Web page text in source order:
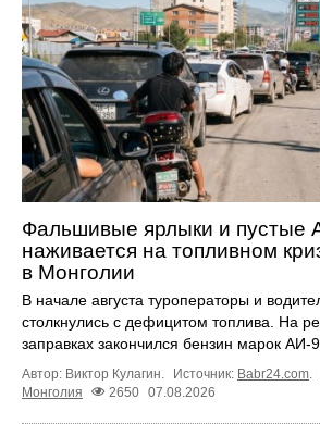
Фальшивые ярлыки и пустые
наживается на топливном
в Монголии
В начале августа туроператоры и
столкнулись с дефицитом топлива. На
заправках закончился бензин марок АИ-
Автор: Виктор Кулагин. Источник: Babr24.com
Монголия
2650 07.08.2026